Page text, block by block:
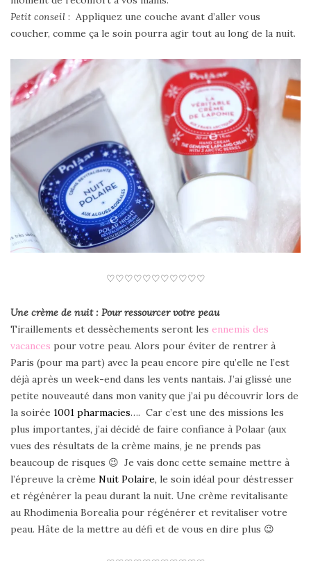
Petit conseil : Appliquez une couche avant d’aller vous
coucher, comme ça le soin pourra agir tout au long de la nuit.
♡♡♡♡♡♡♡♡♡♡♡
Une crème de nuit : Pour ressourcer votre peau
Tiraillements et dessèchements seront les ennemis des
vacances pour votre peau. Alors pour éviter de rentrer à
Paris (pour ma part) avec la peau encore pire qu’elle ne l’est
déjà après un week-end dans les vents nantais. J’ai glissé une
petite nouveauté dans mon vanity que j’ai pu découvrir lors de
la soirée 1001 pharmacies…. Car c’est une des missions les
plus importantes, j’ai décidé de faire confiance à Polaar (aux
vues des résultats de la crème mains, je ne prends pas
beaucoup de risques 😉 Je vais donc cette semaine mettre à
l’épreuve la crème Nuit Polaire, le soin idéal pour déstresser
et régénérer la peau durant la nuit. Une crème revitalisante
au Rhodimenia Borealia pour régénérer et revitaliser votre
peau. Hâte de la mettre au défi et de vous en dire plus 😉